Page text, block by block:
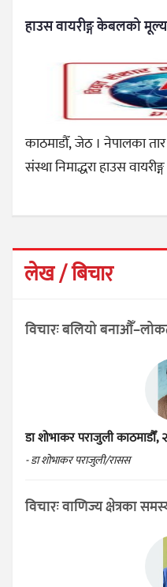
हाउस वायरीङ्ग केबलको
काठमाडौँ, जेठ । नेपालका
संस्था निमाद्धरा हाउस
लेख / बिचार
विचारः बलियो
डा शोभाकर पराजुलीकाठमाडौँ,
- डा शोभाकर पराजुली/रासस
विचारः वाणिज्य क्षेत्रका